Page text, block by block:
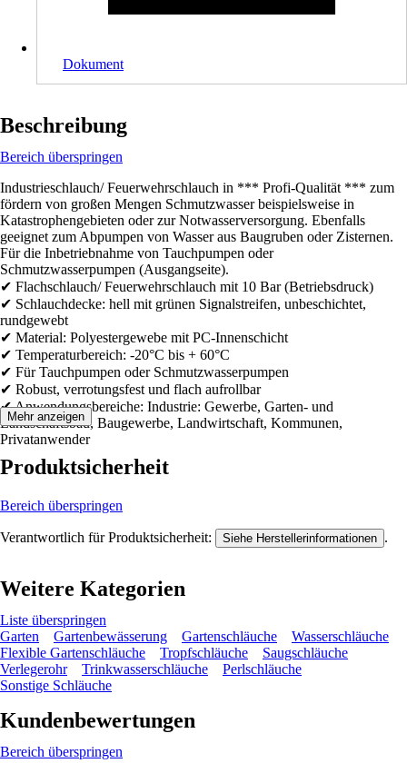
Dokument
Beschreibung
Bereich überspringen
Industrieschlauch/ Feuerwehrschlauch in *** Profi-Qualität *** zum
fördern von großen Mengen Schmutzwasser beispielsweise in
Katastrophengebieten oder zur Notwasserversorgung. Ebenfalls
geeignet zum Abpumpen von Wasser aus Baugruben oder Zisternen.
Für die Inbetriebnahme von Tauchpumpen oder
Schmutzwasserpumpen (Ausgangseite).
✔ Flachschlauch/ Feuerwehrschlauch mit 10 Bar (Betriebsdruck)
✔ Schlauchdecke: hell mit grünen Signalstreifen, unbeschichtet,
rundgewebt
✔ Material: Polyestergewebe mit PC-Innenschicht
✔ Temperaturbereich: -20°C bis + 60°C
✔ Für Tauchpumpen oder Schmutzwasserpumpen
✔ Robust, verrotungsfest und flach aufrollbar
✔ Anwendungsbereiche: Industrie: Gewerbe, Garten- und
Landschaftsbau, Baugewerbe, Landwirtschaft, Kommunen,
Privatanwender
Mehr anzeigen
Produktsicherheit
Bereich überspringen
Verantwortlich für Produktsicherheit: Siehe Herstellerinformationen .
Weitere Kategorien
Liste überspringen
Garten
Gartenbewässerung Gartenschläuche
Wasserschläuche
Flexible Gartenschläuche
Tropfschläuche
Saugschläuche
Verlegerohr
Trinkwasserschläuche
Perlschläuche
Sonstige Schläuche
Kundenbewertungen
Bereich überspringen